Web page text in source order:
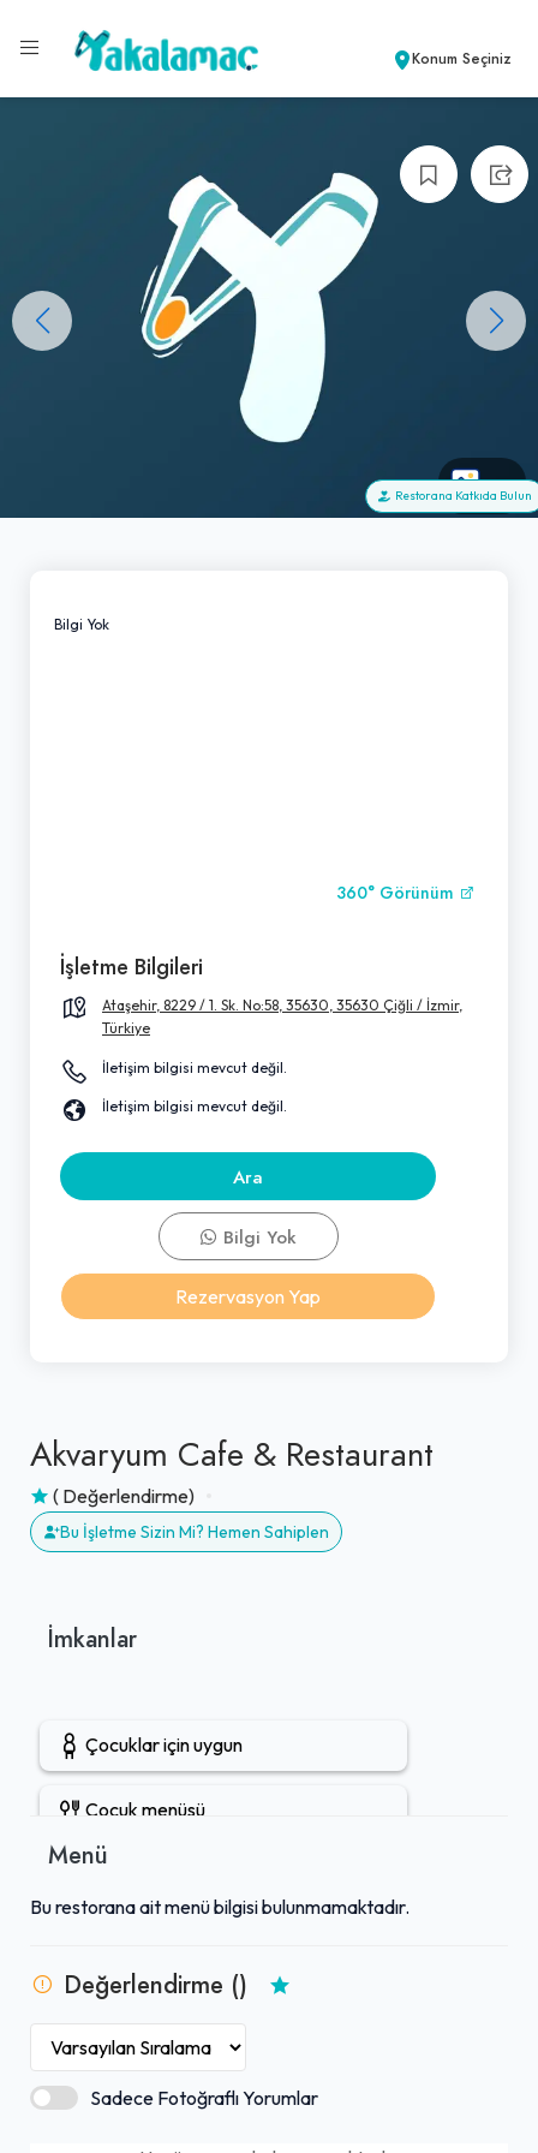
Konum Seçiniz
+0
Restorana Katkıda Bulun
Akvaryum Cafe & Restaurant
( Değerlendirme)
Bu İşletme Sizin Mi? Hemen Sahiplen
İmkanlar
Çocuklar için uygun
Çocuk menüsü
Menü
Bu restorana ait menü bilgisi bulunmamaktadır.
Değerlendirme ()
Sadece Fotoğraflı Yorumlar
Bilgi Yok
360° Görünüm
İşletme Bilgileri
Ataşehir, 8229 / 1. Sk. No:58, 35630, 35630 Çiğli / İzmir,
Türkiye
İletişim bilgisi mevcut değil.
İletişim bilgisi mevcut değil.
Ara
Bilgi Yok
Rezervasyon Yap